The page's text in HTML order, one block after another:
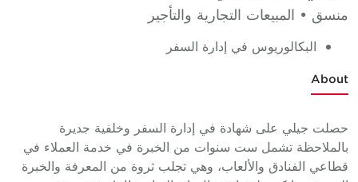
منسق • المبيعات التجارية والتأجير
البكالوريوس في إدارة السفر
About
حصلت جيلي على شهادة في إدارة السفر وخلفية جديرة
بالملاحظة تشمل ست سنوات من الخبرة في خدمة العملاء في
قطاعي الفنادق والألعاب، وهي تجلب ثروة من المعرفة والخبرة